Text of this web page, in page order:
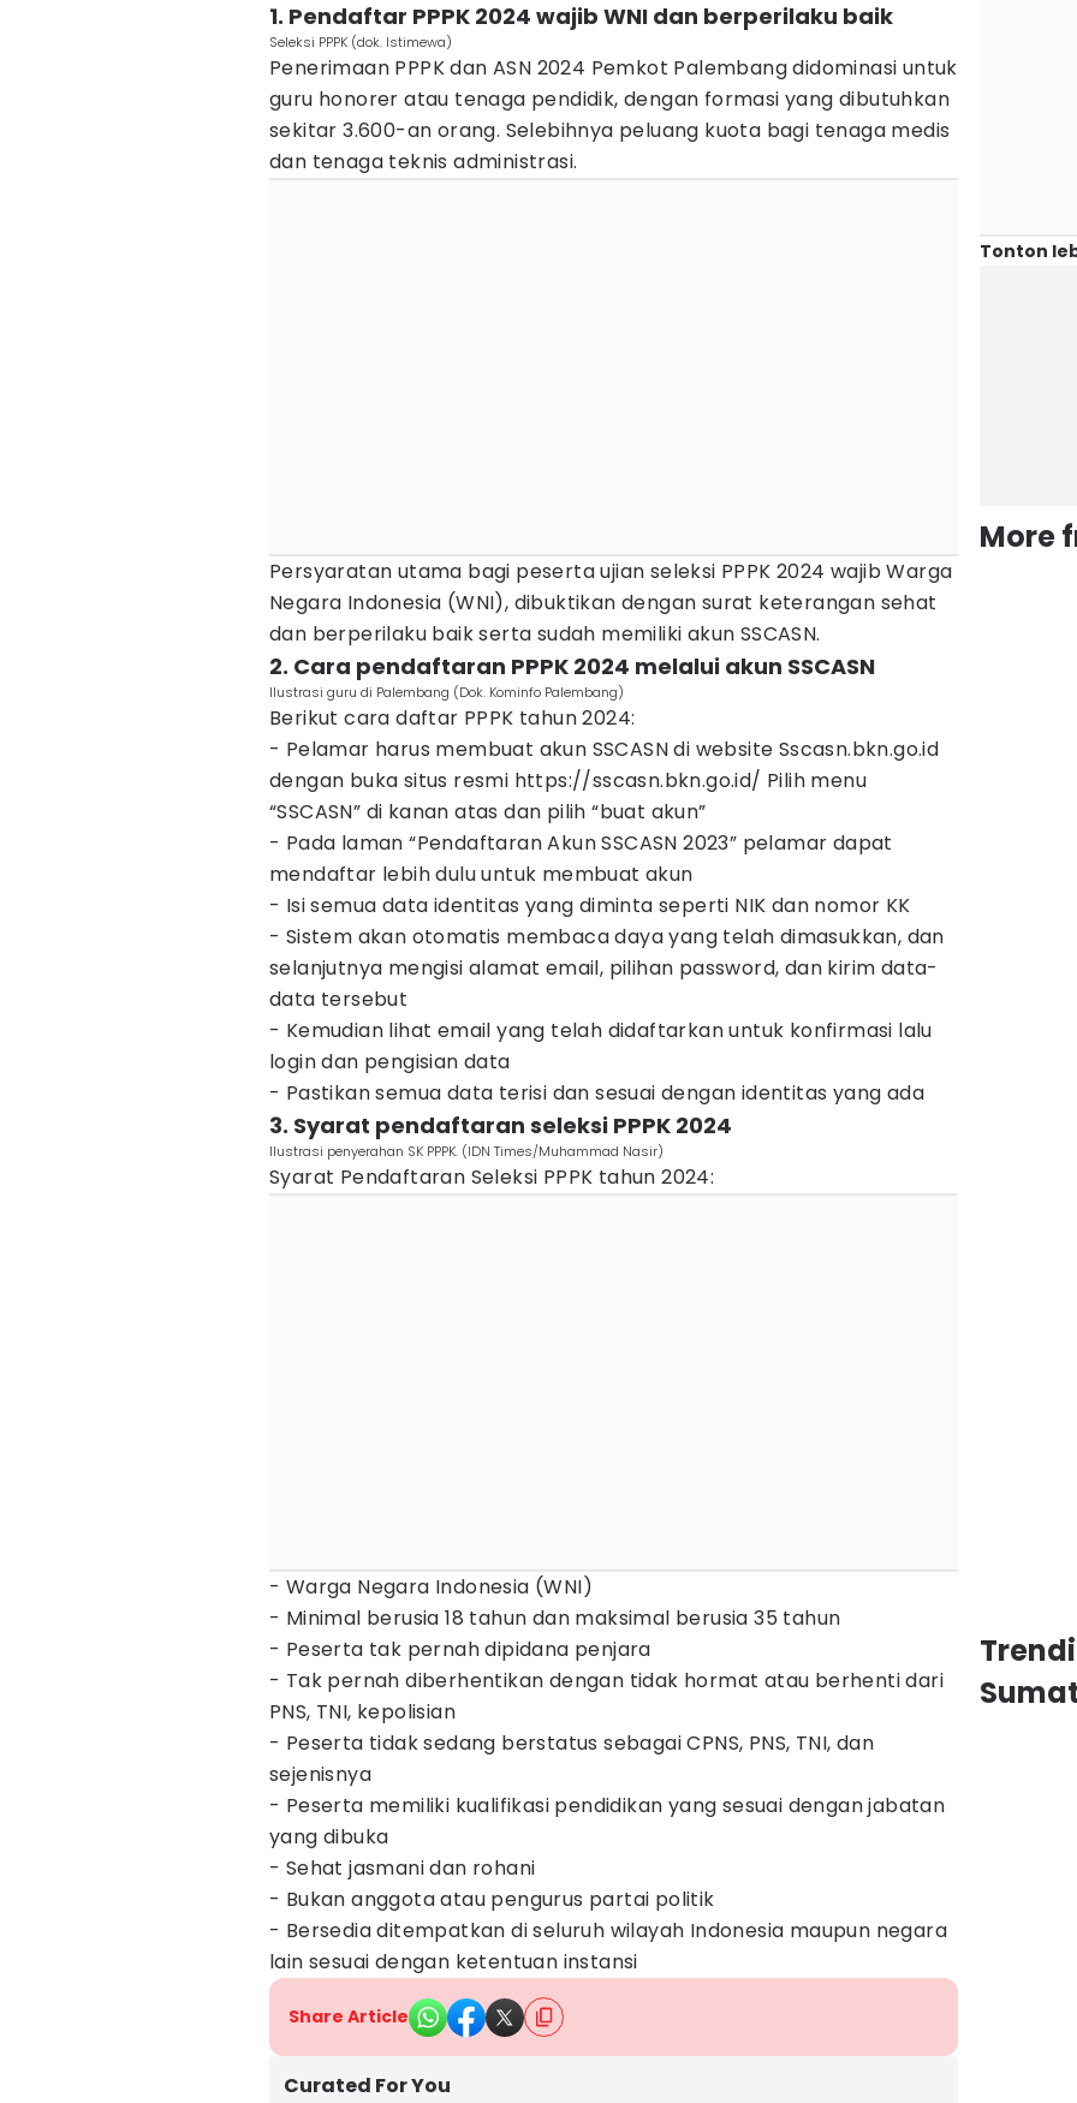
1. Pendaftar PPPK 2024 wajib WNI dan berperilaku baik
Seleksi PPPK (dok. Istimewa)
Penerimaan PPPK dan ASN 2024 Pemkot Palembang didominasi untuk
guru honorer atau tenaga pendidik, dengan formasi yang dibutuhkan
sekitar 3.600-an orang. Selebihnya peluang kuota bagi tenaga medis
dan tenaga teknis administrasi.
Persyaratan utama bagi peserta ujian seleksi PPPK 2024 wajib Warga
Negara Indonesia (WNI), dibuktikan dengan surat keterangan sehat
dan berperilaku baik serta sudah memiliki akun SSCASN.
2. Cara pendaftaran PPPK 2024 melalui akun SSCASN
Ilustrasi guru di Palembang (Dok. Kominfo Palembang)
Berikut cara daftar PPPK tahun 2024:
- Pelamar harus membuat akun SSCASN di website Sscasn.bkn.go.id
dengan buka situs resmi https://sscasn.bkn.go.id/ Pilih menu
“SSCASN” di kanan atas dan pilih “buat akun”
- Pada laman “Pendaftaran Akun SSCASN 2023” pelamar dapat
mendaftar lebih dulu untuk membuat akun
- Isi semua data identitas yang diminta seperti NIK dan nomor KK
- Sistem akan otomatis membaca daya yang telah dimasukkan, dan
selanjutnya mengisi alamat email, pilihan password, dan kirim data-
data tersebut
- Kemudian lihat email yang telah didaftarkan untuk konfirmasi lalu
login dan pengisian data
- Pastikan semua data terisi dan sesuai dengan identitas yang ada
3. Syarat pendaftaran seleksi PPPK 2024
Ilustrasi penyerahan SK PPPK. (IDN Times/Muhammad Nasir)
Syarat Pendaftaran Seleksi PPPK tahun 2024:
- Warga Negara Indonesia (WNI)
- Minimal berusia 18 tahun dan maksimal berusia 35 tahun
- Peserta tak pernah dipidana penjara
- Tak pernah diberhentikan dengan tidak hormat atau berhenti dari
PNS, TNI, kepolisian
- Peserta tidak sedang berstatus sebagai CPNS, PNS, TNI, dan
sejenisnya
- Peserta memiliki kualifikasi pendidikan yang sesuai dengan jabatan
yang dibuka
- Sehat jasmani dan rohani
- Bukan anggota atau pengurus partai politik
- Bersedia ditempatkan di seluruh wilayah Indonesia maupun negara
lain sesuai dengan ketentuan instansi
Share Article
Curated For You
Tonton
More